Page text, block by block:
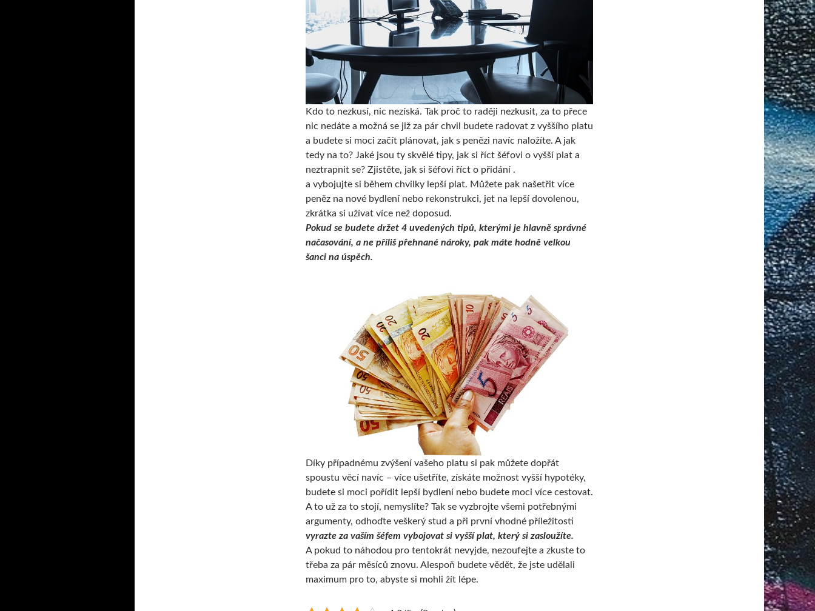
Kdo to nezkusí, nic nezíská. Tak proč to raději nezkusit, za to přece
nic nedáte a možná se již za pár chvil budete radovat z vyššího platu
a budete si moci začít plánovat, jak s penězi navíc naložíte. A jak
tedy na to? Jaké jsou ty skvělé tipy, jak si říct šéfovi o vyšší plat a
neztrapnit se? Zjistěte, jak si šéfovi říct o přidání .
a vybojujte si během chvilky lepší plat. Můžete pak našetřit více
peněz na nové bydlení nebo rekonstrukci, jet na lepší dovolenou,
zkrátka si užívat více než doposud.
Pokud se budete držet 4 uvedených tipů, kterými je hlavně správné
načasování, a ne příliš přehnané nároky, pak máte hodně velkou
šanci na úspěch.
Díky případnému zvýšení vašeho platu si pak můžete dopřát
spoustu věcí navíc – více ušetříte, získáte možnost vyšší hypotéky,
budete si moci pořídit lepší bydlení nebo budete moci více cestovat.
A to už za to stojí, nemyslíte? Tak se vyzbrojte všemi potřebnými
argumenty, odhoďte veškerý stud a při první vhodné příležitosti
vyrazte za vaším šéfem vybojovat si vyšší plat, který si zasloužíte.
A pokud to náhodou pro tentokrát nevyjde, nezoufejte a zkuste to
třeba za pár měsíců znovu. Alespoň budete vědět, že jste udělali
maximum pro to, abyste si mohli žít lépe.